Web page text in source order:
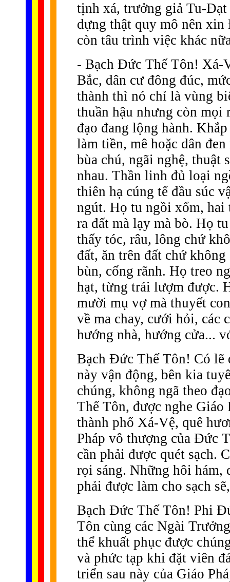
tịnh xá, trưởng giả Tu-
dựng thật quy mô nên
còn tâu trình việc khác
- Bạch Ðức Thế Tôn! Xá-
Bắc, dân cư đông đúc,
thành thì nó chỉ là vùng
thuần hậu nhưng còn mọi
đạo đang lộng hành.
làm tiền, mê hoặc dân
bùa chú, ngãi nghệ, thuật
nhau. Thần linh đủ loại
thiên hạ cúng tế đầu súc
ngút. Họ tu ngồi xổm, hai
ra đất mà lạy mà bò. Họ
thấy tóc, râu, lông chứ
đất, ăn trên đất chứ
bùn, cống rãnh. Họ treo
hạt, từng trái lượm được.
mười mụ vợ mà thuyết
về ma chay, cưới hỏi, các
hướng nhà, hướng cửa...
Bạch Ðức Thế Tôn! Có lẽ
này vận động, bên kia
chúng, không ngã theo
Thế Tôn, được nghe Giáo
thành phố Xá-Vệ, quê
Pháp vô thượng của Ðức
cần phải được quét sạch.
rọi sáng. Những hôi hám,
phải được làm cho sạch
Bạch Ðức Thế Tôn! Phi
Tôn cùng các Ngài
thể khuất phục được
và phức tạp khi đặt viên
triển sau này của Giáo